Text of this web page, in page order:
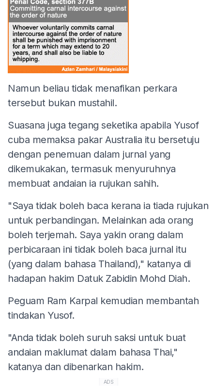
Namun beliau tidak menafikan perkara
tersebut bukan mustahil.
Suasana juga tegang seketika apabila Yusof
cuba memaksa pakar Australia itu bersetuju
dengan penemuan dalam jurnal yang
dikemukakan, termasuk menyuruhnya
membuat andaian ia rujukan sahih.
"Saya tidak boleh baca kerana ia tiada rujukan
untuk perbandingan. Melainkan ada orang
boleh terjemah. Saya yakin orang dalam
perbicaraan ini tidak boleh baca jurnal itu
(yang dalam bahasa Thailand)," katanya di
hadapan hakim Datuk Zabidin Mohd Diah.
Peguam Ram Karpal kemudian membantah
tindakan Yusof.
"Anda tidak boleh suruh saksi untuk buat
andaian maklumat dalam bahasa Thai,"
katanya dan dibenarkan hakim.
ADS